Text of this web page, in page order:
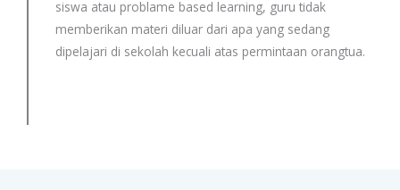
siswa atau problame based learning, guru tidak
memberikan materi diluar dari apa yang sedang
dipelajari di sekolah kecuali atas permintaan orangtua.